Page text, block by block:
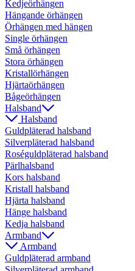
Kedjeörhängen
Hängande örhängen
Örhängen med hängen
Single örhängen
Små örhängen
Stora örhängen
Kristallörhängen
Hjärtaörhängen
Bågeörhängen
Halsband
Halsband
Guldpläterad halsband
Silverpläterad halsband
Roséguldpläterad halsband
Pärlhalsband
Kors halsband
Kristall halsband
Hjärta halsband
Hänge halsband
Kedja halsband
Armband
Armband
Guldpläterad armband